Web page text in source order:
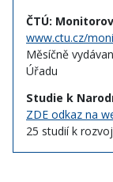
ČTÚ:
www.ctu.cz/
Měsíčně
Úřadu
Studie k
ZDE odkaz na
25 studií k